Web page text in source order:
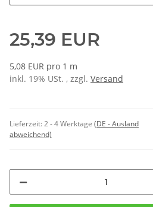
25,39 EUR
5,08 EUR pro 1 m
inkl. 19% USt. , zzgl. Versand
Lieferzeit:2 - 4 Werktage (DE - Ausland
abweichend)